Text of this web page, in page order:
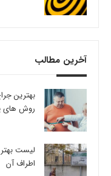
آخرین مطالب
روش های
لیست
اطراف آن